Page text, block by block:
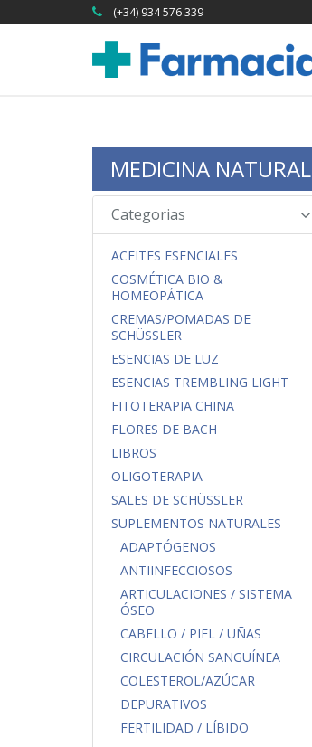
(+34) 934 576 339
MEDICINA NATURAL
Categorias
ACEITES ESENCIALES
COSMÉTICA BIO &
HOMEOPÁTICA
CREMAS/POMADAS DE
SCHÜSSLER
ESENCIAS DE LUZ
ESENCIAS TREMBLING LIGHT
FITOTERAPIA CHINA
FLORES DE BACH
LIBROS
OLIGOTERAPIA
SALES DE SCHÜSSLER
SUPLEMENTOS NATURALES
ADAPTÓGENOS
ANTIINFECCIOSOS
ARTICULACIONES / SISTEMA
ÓSEO
CABELLO / PIEL / UÑAS
CIRCULACIÓN SANGUÍNEA
COLESTEROL/AZÚCAR
DEPURATIVOS
FERTILIDAD / LÍBIDO